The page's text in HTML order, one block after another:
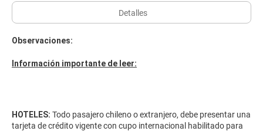
Detalles
Observaciones:
Información importante de leer:
HOTELES: Todo pasajero chileno o extranjero, debe presentar una
tarjeta de crédito vigente con cupo internacional habilitado para